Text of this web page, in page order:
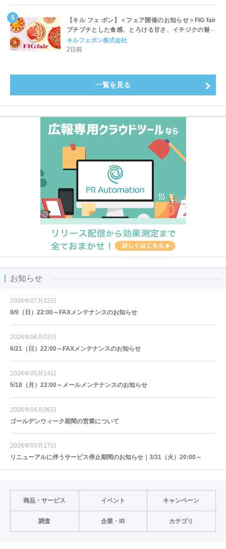
【キル フェ ボン】＜フェア開催のお知らせ＞FIG fair
プチプチとした食感、とろける甘さ、イチジクの魅力
をたっぷりと。新作を含め、イチジク尽くしの全4種が
登場8月20日（木）スタート
キルフェボン株式会社
2日前
一覧を見る
お知らせ
2026年07月22日
8/9（日）22:00～FAXメンテナンスのお知らせ
2026年06月03日
6/21（日）22:00～FAXメンテナンスのお知らせ
2026年05月14日
5/18（月）22:00～メールメンテナンスのお知らせ
2026年04月06日
ゴールデンウィーク期間の営業について
2026年03月17日
リニューアルに伴うサービス停止期間のお知らせ｜3/31（火）20:00～
商品・サービス イベント キャンペーン
調査 企業・IR カテゴリ